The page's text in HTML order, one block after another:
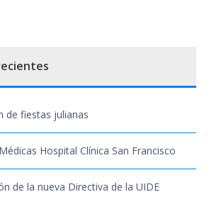
de fiestas julianas
Hospital Clínica San Francisco
de la nueva Directiva de la UIDE